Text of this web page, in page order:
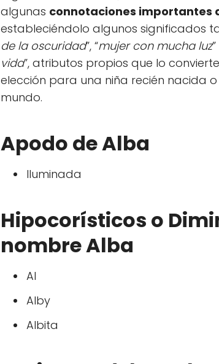
algunas connotaciones importantes
estableciéndolo algunos significados
de la oscuridad”, “mujer con mucha luz
vida”, atributos propios que lo
elección para una niña recién nacida
mundo.
Apodo de Alba
Iluminada
Hipocorísticos o
nombre Alba
Al
Alby
Albita